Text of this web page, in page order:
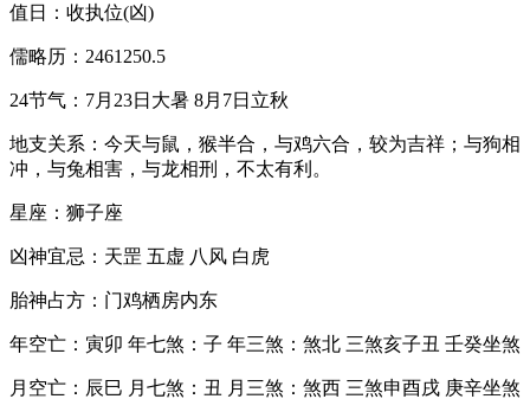
值日：收执位(凶)
儒略历：2461250.5
24节气：7月23日大暑 8月7日立秋
地支关系：今天与鼠，猴半合，与鸡六合，较为吉祥；与狗相
冲，与兔相害，与龙相刑，不太有利。
星座：狮子座
凶神宜忌：天罡 五虚 八风 白虎
胎神占方：门鸡栖房内东
年空亡：寅卯 年七煞：子 年三煞：煞北 三煞亥子丑 壬癸坐煞
月空亡：辰巳 月七煞：丑 月三煞：煞西 三煞申酉戌 庚辛坐煞